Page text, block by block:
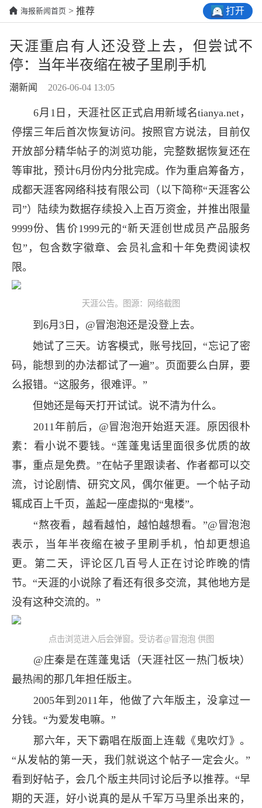
海报新闻首页 > 推荐 打开
天涯重启有人还没登上去，但尝试不
停：当年半夜缩在被子里刷手机
潮新闻 2026-06-04 13:05
6月1日，天涯社区正式启用新域名tianya.net，
停摆三年后首次恢复访问。按照官方说法，目前仅
开放部分精华帖子的浏览功能，完整数据恢复还在
等审批，预计6月份内分批完成。作为重启筹备方，
成都天涯客网络科技有限公司（以下简称“天涯客公
司”）陆续为数据存续投入上百万资金，并推出限量
9999份、售价1999元的“新天涯创世成员产品服务
包”，包含数字徽章、会员礼盒和十年免费阅读权
限。
天涯公告。图源：网络截图
到6月3日，@冒泡泡还是没登上去。
她试了三天。访客模式，账号找回，“忘记了密
码，能想到的办法都试了一遍”。页面要么白屏，要
么报错。“这服务，很难评。”
但她还是每天打开试试。说不清为什么。
2011年前后，@冒泡泡开始逛天涯。原因很朴
素：看小说不要钱。“莲蓬鬼话里面很多优质的故
事，重点是免费。”在帖子里跟读者、作者都可以交
流，讨论剧情、研究文风，偶尔催更。一个帖子动
辄成百上千页，盖起一座虚拟的“鬼楼”。
“熬夜看，越看越怕，越怕越想看。”@冒泡泡
表示，当年半夜缩在被子里刷手机，怕却更想追
更。第二天，评论区几百号人正在讨论昨晚的情
节。“天涯的小说除了看还有很多交流，其他地方是
没有这种交流的。”
点击浏览进入后会弹窗。受访者@冒泡泡 供图
@庄秦是在莲蓬鬼话（天涯社区一热门板块）
最热闹的那几年担任版主。
2005年到2011年，他做了六年版主，没拿过一
分钱。“为爱发电嘛。”
那六年，天下霸唱在版面上连载《鬼吹灯》。
“从发帖的第一天，我们就说这个帖子一定会火。”
看到好帖子，会几个版主共同讨论后予以推荐。“早
期的天涯，好小说真的是从千军万马里杀出来的，